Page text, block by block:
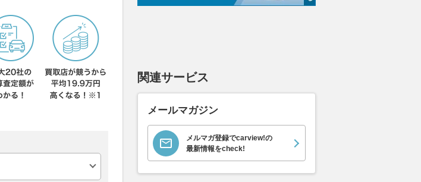
関連サービス
メールマガジン
メルマガ登録でcarview!の
最新情報をcheck!